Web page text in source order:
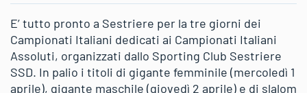
E’ tutto pronto a Sestriere per la tre giorni dei
Campionati Italiani dedicati ai Campionati Italiani
Assoluti, organizzati dallo Sporting Club Sestriere
SSD. In palio i titoli di gigante femminile (mercoledì 1
aprile), gigante maschile (giovedì 2 aprile) e di slalom